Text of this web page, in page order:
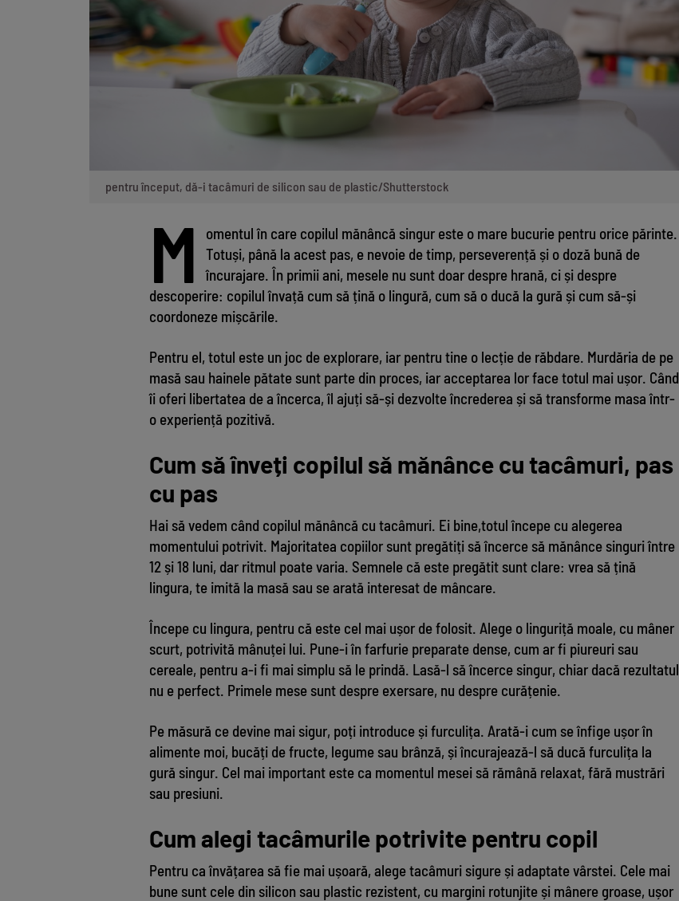
pentru început, dă-i tacâmuri de silicon sau de plastic/Shutterstock
M
omentul în care copilul mănâncă singur este o mare bucurie pentru orice părinte.
Totuși, până la acest pas, e nevoie de timp, perseverență și o doză bună de
încurajare. În primii ani, mesele nu sunt doar despre hrană, ci și despre
descoperire: copilul învață cum să țină o lingură, cum să o ducă la gură și cum să-și
coordoneze mișcările.
Pentru el, totul este un joc de explorare, iar pentru tine o lecție de răbdare. Murdăria de pe
masă sau hainele pătate sunt parte din proces, iar acceptarea lor face totul mai ușor. Când
îi oferi libertatea de a încerca, îl ajuți să-și dezvolte încrederea și să transforme masa într-
o experiență pozitivă.
Cum să înveți copilul să mănânce cu tacâmuri, pas
cu pas
Hai să vedem când copilul mănâncă cu tacâmuri. Ei bine,totul începe cu alegerea
momentului potrivit. Majoritatea copiilor sunt pregătiți să încerce să mănânce singuri între
12 și 18 luni, dar ritmul poate varia. Semnele că este pregătit sunt clare: vrea să țină
lingura, te imită la masă sau se arată interesat de mâncare.
Începe cu lingura, pentru că este cel mai ușor de folosit. Alege o linguriță moale, cu mâner
scurt, potrivită mânuței lui. Pune-i în farfurie preparate dense, cum ar fi piureuri sau
cereale, pentru a-i fi mai simplu să le prindă. Lasă-l să încerce singur, chiar dacă rezultatul
nu e perfect. Primele mese sunt despre exersare, nu despre curățenie.
Pe măsură ce devine mai sigur, poți introduce și furculița. Arată-i cum se înfige ușor în
alimente moi, bucăți de fructe, legume sau brânză, și încurajează-l să ducă furculița la
gură singur. Cel mai important este ca momentul mesei să rămână relaxat, fără mustrări
sau presiuni.
Cum alegi tacâmurile potrivite pentru copil
Pentru ca învățarea să fie mai ușoară, alege tacâmuri sigure și adaptate vârstei. Cele mai
bune sunt cele din silicon sau plastic rezistent, cu margini rotunjite și mânere groase, ușor